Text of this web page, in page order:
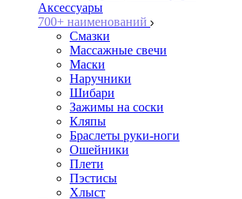
Аксессуары
700+ наименований
Смазки
Массажные свечи
Маски
Наручники
Шибари
Зажимы на соски
Кляпы
Браслеты руки-ноги
Ошейники
Плети
Пэстисы
Хлыст